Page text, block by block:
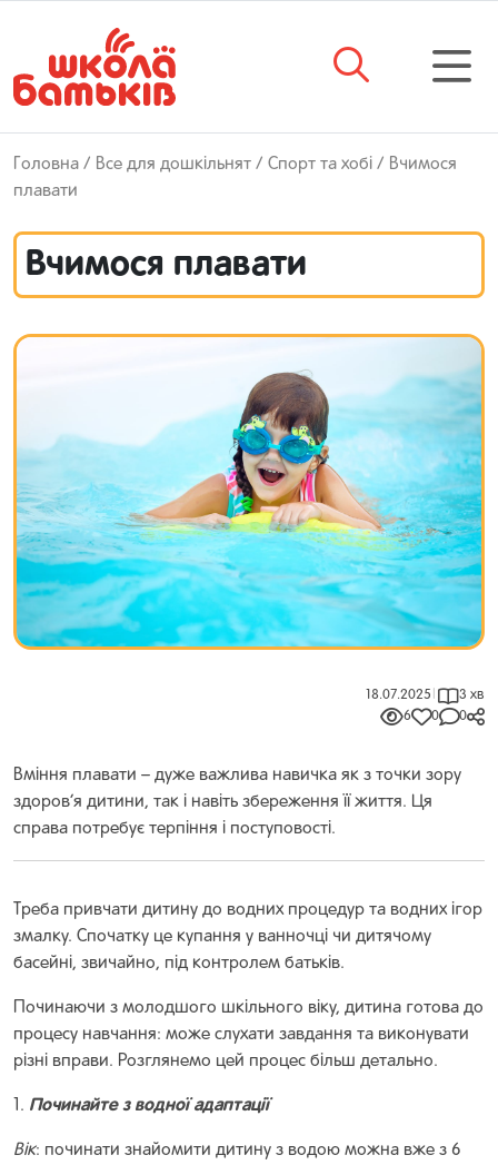
Головна / Все для дошкільнят / Спорт та хобі / Вчимося
плавати
Вчимося плавати
18.07.2025
3 хв
6
0 0
Вміння плавати – дуже важлива навичка як з точки зору
здоров’я дитини, так і навіть збереження її життя. Ця
справа потребує терпіння і поступовості.
Треба привчати дитину до водних процедур та водних ігор
змалку. Спочатку це купання у ванночці чи дитячому
басейні, звичайно, під контролем батьків.
Починаючи з молодшого шкільного віку, дитина готова до
процесу навчання: може слухати завдання та виконувати
різні вправи. Розглянемо цей процес більш детально.
1. Починайте з водної адаптації
Вік: починати знайомити дитину з водою можна вже з 6